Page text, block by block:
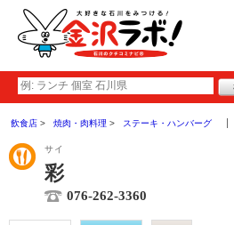
飲食店 焼肉・肉料理 ステーキ・ハンバーグ
サイ
彩
076-262-3360